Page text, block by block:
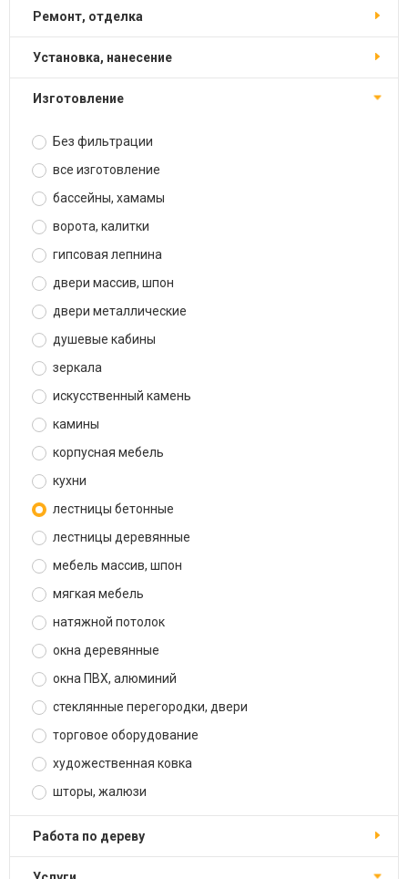
ремонт, отделка
установка, нанесение
изготовление
Без фильтрации
все изготовление
бассейны, хамамы
ворота, калитки
гипсовая лепнина
двери массив, шпон
двери металлические
душевые кабины
зеркала
искусственный камень
камины
корпусная мебель
кухни
лестницы бетонные
лестницы деревянные
мебель массив, шпон
мягкая мебель
натяжной потолок
окна деревянные
окна ПВХ, алюминий
стеклянные перегородки, двери
торговое оборудование
художественная ковка
шторы, жалюзи
работа по дереву